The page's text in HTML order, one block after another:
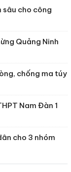
sâu cho công
Quảng Ninh
chống ma túy
Nam Đàn 1
cho 3 nhóm